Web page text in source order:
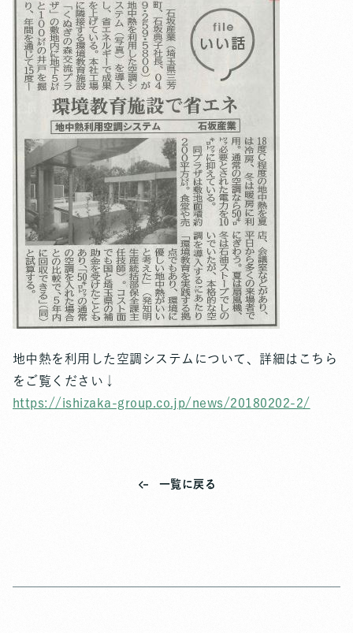
地中熱を利用した空調システムについて、詳細はこちら
をご覧ください↓
https://ishizaka-group.co.jp/news/20180202-2/
一覧に戻る